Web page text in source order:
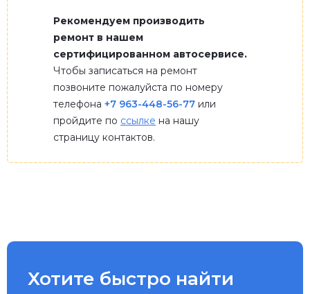
Рекомендуем производить
ремонт в нашем
сертифицированном автосервисе.
Чтобы записаться на ремонт
позвоните пожалуйста по номеру
телефона +7 963-448-56-77 или
пройдите по ссылке на нашу
страницу контактов.
Хотите быстро найти